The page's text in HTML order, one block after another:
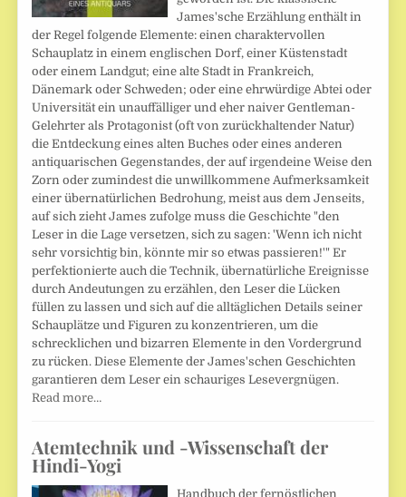
James'sche Erzählung enthält in
der Regel folgende Elemente: einen charaktervollen
Schauplatz in einem englischen Dorf, einer Küstenstadt
oder einem Landgut; eine alte Stadt in Frankreich,
Dänemark oder Schweden; oder eine ehrwürdige Abtei oder
Universität ein unauffälliger und eher naiver Gentleman-
Gelehrter als Protagonist (oft von zurückhaltender Natur)
die Entdeckung eines alten Buches oder eines anderen
antiquarischen Gegenstandes, der auf irgendeine Weise den
Zorn oder zumindest die unwillkommene Aufmerksamkeit
einer übernatürlichen Bedrohung, meist aus dem Jenseits,
auf sich zieht James zufolge muss die Geschichte "den
Leser in die Lage versetzen, sich zu sagen: 'Wenn ich nicht
sehr vorsichtig bin, könnte mir so etwas passieren!'" Er
perfektionierte auch die Technik, übernatürliche Ereignisse
durch Andeutungen zu erzählen, den Leser die Lücken
füllen zu lassen und sich auf die alltäglichen Details seiner
Schauplätze und Figuren zu konzentrieren, um die
schrecklichen und bizarren Elemente in den Vordergrund
zu rücken. Diese Elemente der James'schen Geschichten
garantieren dem Leser ein schauriges Lesevergnügen.
Read more…
Atemtechnik und -Wissenschaft der
Hindi-Yogi
Handbuch der fernöstlichen